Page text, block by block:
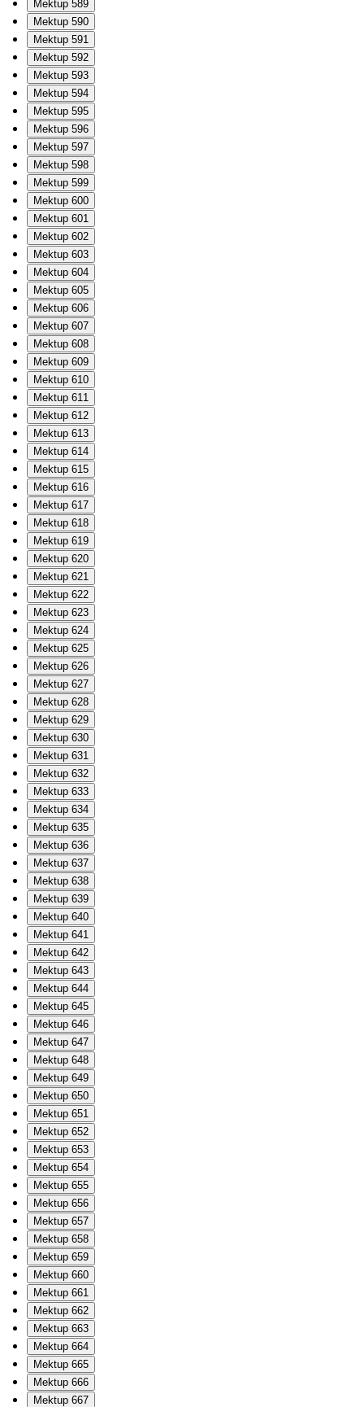
Mektup 589
Mektup 590
Mektup 591
Mektup 592
Mektup 593
Mektup 594
Mektup 595
Mektup 596
Mektup 597
Mektup 598
Mektup 599
Mektup 600
Mektup 601
Mektup 602
Mektup 603
Mektup 604
Mektup 605
Mektup 606
Mektup 607
Mektup 608
Mektup 609
Mektup 610
Mektup 611
Mektup 612
Mektup 613
Mektup 614
Mektup 615
Mektup 616
Mektup 617
Mektup 618
Mektup 619
Mektup 620
Mektup 621
Mektup 622
Mektup 623
Mektup 624
Mektup 625
Mektup 626
Mektup 627
Mektup 628
Mektup 629
Mektup 630
Mektup 631
Mektup 632
Mektup 633
Mektup 634
Mektup 635
Mektup 636
Mektup 637
Mektup 638
Mektup 639
Mektup 640
Mektup 641
Mektup 642
Mektup 643
Mektup 644
Mektup 645
Mektup 646
Mektup 647
Mektup 648
Mektup 649
Mektup 650
Mektup 651
Mektup 652
Mektup 653
Mektup 654
Mektup 655
Mektup 656
Mektup 657
Mektup 658
Mektup 659
Mektup 660
Mektup 661
Mektup 662
Mektup 663
Mektup 664
Mektup 665
Mektup 666
Mektup 667